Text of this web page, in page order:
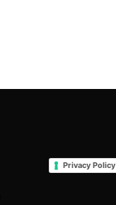
Privacy Policy